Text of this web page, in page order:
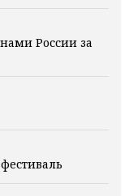
России за